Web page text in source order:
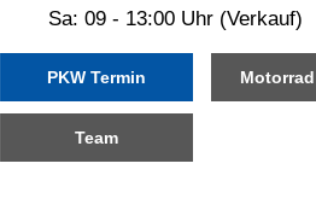
Sa: 09 - 13:00 Uhr (Verkauf)
PKW Termin
Team